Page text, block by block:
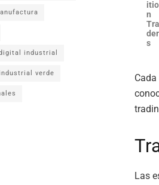
itio
n
Tra
der
s
Cada
Las
industrial
verde